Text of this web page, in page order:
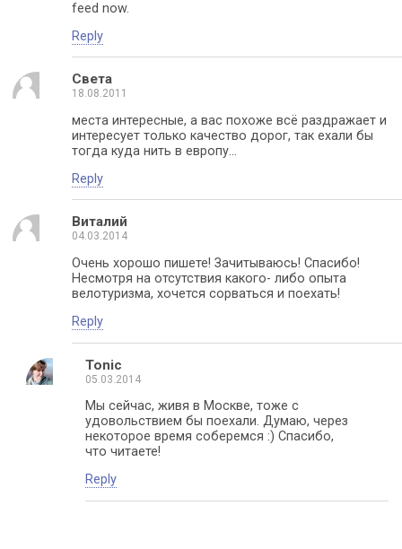
feed now.
Reply
Света
18.08.2011
места интересные, а вас похоже всё раздражает и
интересует только качество дорог, так ехали бы
тогда куда нить в европу...
Reply
Виталий
04.03.2014
Очень хорошо пишете! Зачитываюсь! Спасибо!
Несмотря на отсутствия какого- либо опыта
велотуризма, хочется сорваться и поехать!
Reply
Tonic
05.03.2014
Мы сейчас, живя в Москве, тоже с
удовольствием бы поехали. Думаю, через
некоторое время соберемся :) Спасибо,
что читаете!
Reply